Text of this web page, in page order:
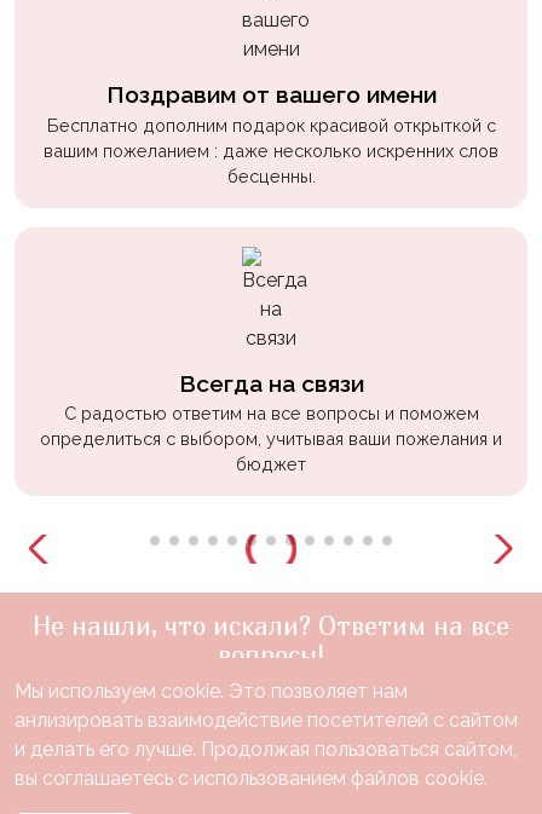
Поздравим от вашего имени
Бесплатно дополним подарок красивой открыткой с
вашим пожеланием : даже несколько искренних слов
бесценны.
Всегда на связи
С радостью ответим на все вопросы и поможем
определиться с выбором, учитывая ваши пожелания и
бюджет
Не нашли, что искали? Ответим на все
вопросы!
+7(910)888-48-60
звонок по России бесплатный
Нужна консультация?
Мы используем cookie. Это позволяет нам
анлизировать взаимодействие посетителей с сайтом
и делать его лучше. Продолжая пользоваться сайтом,
вы соглашаетесь с использованием файлов cookie.